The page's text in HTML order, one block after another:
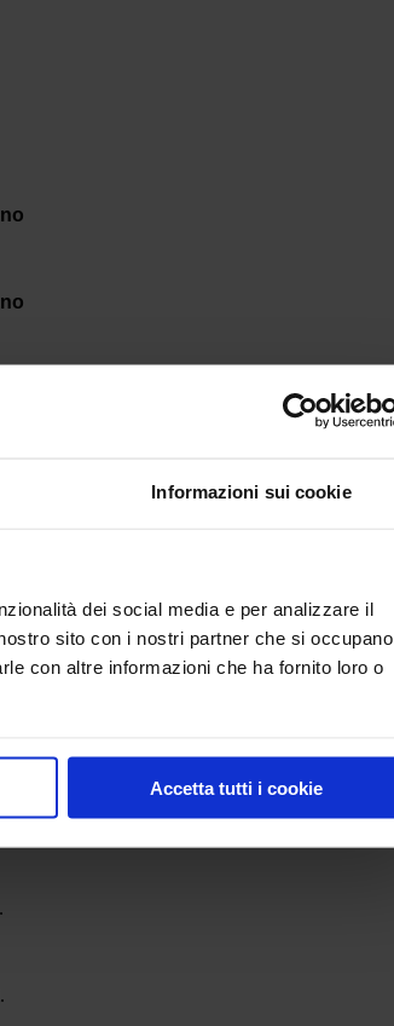
Informazioni sui cookie
dei social media e per analizzare il
sito con i nostri partner che si occupano
con altre informazioni che ha fornito loro o
Accetta tutti i cookie